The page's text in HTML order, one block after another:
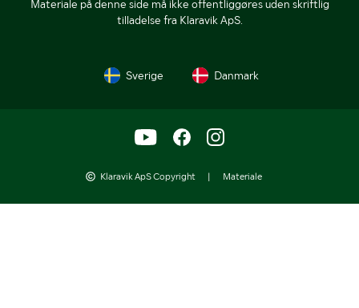
Materiale på denne side må ikke offentliggøres uden skriftlig
tilladelse fra Klaravik ApS.
Sverige Danmark
Klaravik ApS Copyright | Materiale